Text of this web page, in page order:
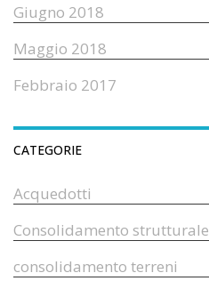
Giugno 2018
Maggio 2018
Febbraio 2017
CATEGORIE
Acquedotti
Consolidamento strutturale
consolidamento terreni